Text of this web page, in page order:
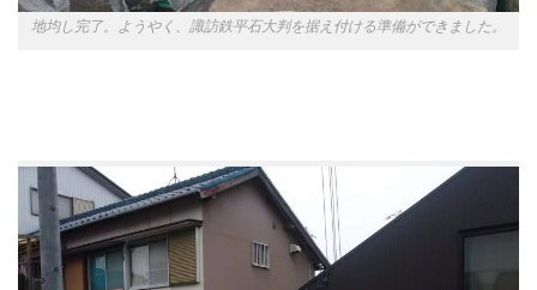
地均し完了。ようやく、諏訪鉄平石大判を据え付ける準備ができました。